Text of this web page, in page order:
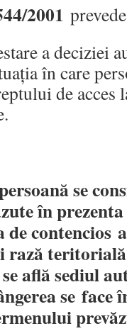
2001
a deciziei
în care
de acces
se
în
de contencios
află sediul
se face